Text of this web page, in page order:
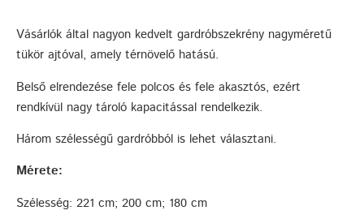
Vásárlók által nagyon kedvelt gardróbszekrény nagyméretű
tükör ajtóval, amely térnövelő hatású.
Belső elrendezése fele polcos és fele akasztós, ezért
rendkívül nagy tároló kapacitással rendelkezik.
Három szélességű gardróbból is lehet választani.
Mérete:
Szélesség: 221 cm; 200 cm; 180 cm